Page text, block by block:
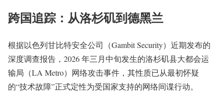
跨国追踪：从洛杉矶到德黑兰
根据以色列甘比特安全公司（Gambit Security）近期发布的
深度调查报告，2026 年三月中旬发生的洛杉矶县大都会运
输局（LA Metro）网络攻击事件，其性质已从最初怀疑
的“技术故障”正式定性为受国家支持的网络间谍行动。